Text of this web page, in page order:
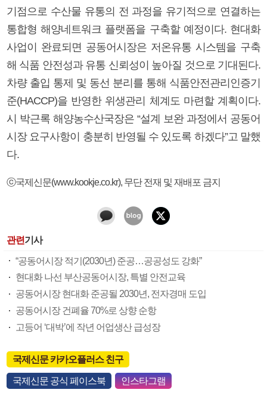
기점으로 수산물 유통의 전 과정을 유기적으로 연결하는
통합형 해양네트워크 플랫폼을 구축할 예정이다. 현대화
사업이 완료되면 공동어시장은 저온유통 시스템을 구축
해 식품 안전성과 유통 신뢰성이 높아질 것으로 기대된다.
차량 출입 통제 및 동선 분리를 통해 식품안전관리인증기
준(HACCP)을 반영한 위생관리 체계도 마련할 계획이다.
시 박근록 해양농수산국장은 “설계 보완 과정에서 공동어
시장 요구사항이 충분히 반영될 수 있도록 하겠다”고 말했
다.
ⓒ국제신문(www.kookje.co.kr), 무단 전재 및 재배포 금지
관련기사
“공동어시장 적기(2030년) 준공…공공성도 강화”
현대화 나선 부산공동어시장, 특별 안전교육
공동어시장 현대화 준공될 2030년, 전자경매 도입
공동어시장 건폐율 70%로 상향 순항
고등어 ‘대박’에 작년 어업생산 급성장
국제신문 카카오플러스 친구
국제신문 공식 페이스북 인스타그램